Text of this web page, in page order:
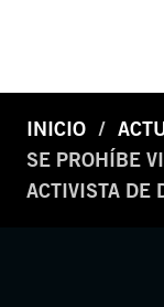
INICIO
SE PROHÍBE
ACTIVISTA DE